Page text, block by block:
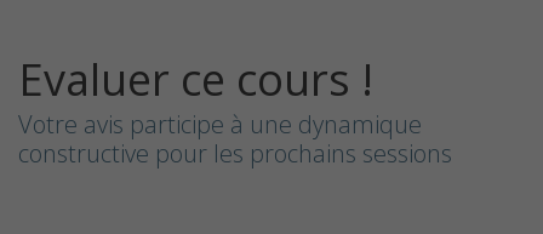
Evaluer ce cours !
Votre avis participe à une dynamique
constructive pour les prochains sessions